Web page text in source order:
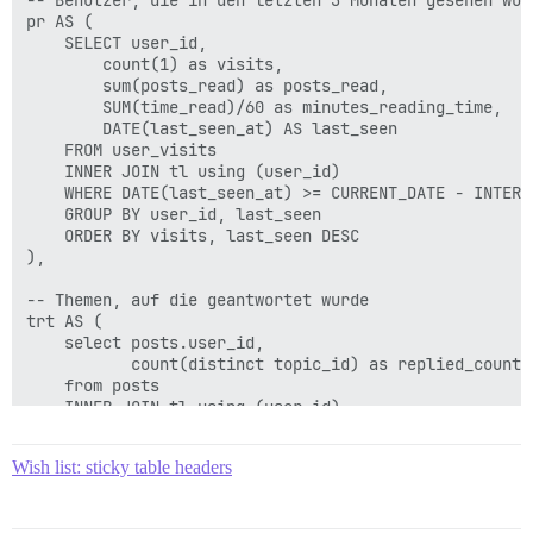
    group by user_id
    ),
-- Antworten auf Themen
    select user_id,
           count(distinct topic_id) as topic_id
    from t, posts
    INNER JOIN tl using (user_id)
    where posts.created_at > t.start
      and posts.created_at < t.end
    group by user_id
-- Angesehene Themen aller Zeiten
tvat as (
    select tv.user_id,
        COUNT(distinct tv.topic_id) AS topic_id
    FROM topic_views tv
    WHERE
pr AS (
    SELECT user_id,
        count(1) as visits,
        sum(posts_read) as posts_read,
        SUM(time_read)/60 as minutes_reading_time,
        DATE(last_seen_at) AS last_seen
    FROM user_visits
    INNER JOIN tl using (user_id)
WHERE DATE(last_seen_at) >= CURRENT_DATE -
    GROUP BY user_id, last_seen
    ORDER BY visits, last_seen DESC
),
-- Themen, auf die geantwortet wurde
trt AS (
    select posts.user_id,
           count(distinct topic_id) as replied_count
    from posts
    INNER JOIN tl using (user_id)
AND posts.deleted_at IS NULL AND
Wish list: sticky table headers